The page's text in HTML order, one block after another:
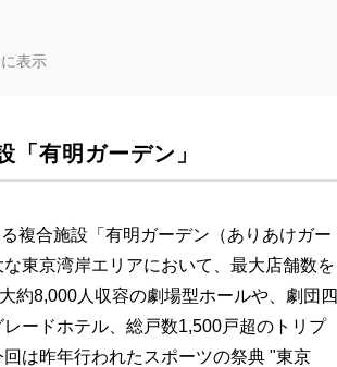
表示
有明ガーデン」
複合施設「有明ガーデン（ありあけガー
東京湾岸エリアにおいて、最大店舗数を
約8,000人収容の劇場型ホールや、劇団四
ードホテル、総戸数1,500戸超のトリプ
は昨年行われたスポーツの祭典 "東京